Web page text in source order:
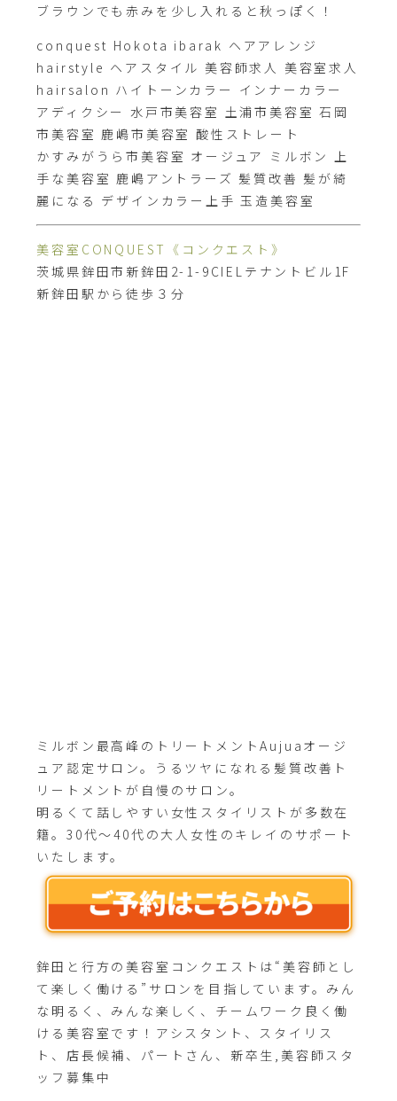
ブラウンでも赤みを少し入れると秋っぽく！
conquest Hokota ibarak ヘアアレンジ
hairstyle ヘアスタイル 美容師求人 美容室求人
hairsalon ハイトーンカラー インナーカラー
アディクシー 水戸市美容室 土浦市美容室 石岡
市美容室 鹿嶋市美容室 酸性ストレート
かすみがうら市美容室 オージュア ミルボン 上
手な美容室 鹿嶋アントラーズ 髪質改善 髪が綺
麗になる デザインカラー上手 玉造美容室
美容室CONQUEST《コンクエスト》
茨城県鉾田市新鉾田2-1-9CIELテナントビル1F
新鉾田駅から徒歩３分
ミルボン最高峰のトリートメントAujuaオージ
ュア認定サロン。うるツヤになれる髪質改善ト
リートメントが自慢のサロン。
明るくて話しやすい女性スタイリストが多数在
籍。30代～40代の大人女性のキレイのサポート
いたします。
鉾田と行方の美容室コンクエストは“美容師とし
て楽しく働ける”サロンを目指しています。みん
な明るく、みんな楽しく、チームワーク良く働
ける美容室です！アシスタント、スタイリス
ト、店長候補、パートさん、新卒生,美容師スタ
ッフ募集中